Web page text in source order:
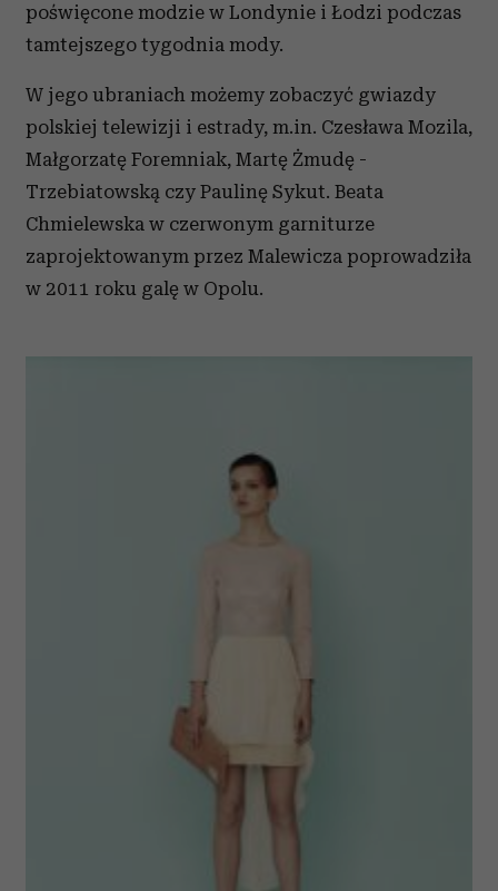
poświęcone modzie w Londynie i Łodzi podczas
tamtejszego tygodnia mody.
W jego ubraniach możemy zobaczyć gwiazdy
polskiej telewizji i estrady, m.in. Czesława Mozila,
Małgorzatę Foremniak, Martę Żmudę -
Trzebiatowską czy Paulinę Sykut. Beata
Chmielewska w czerwonym garniturze
zaprojektowanym przez Malewicza poprowadziła
w 2011 roku galę w Opolu.